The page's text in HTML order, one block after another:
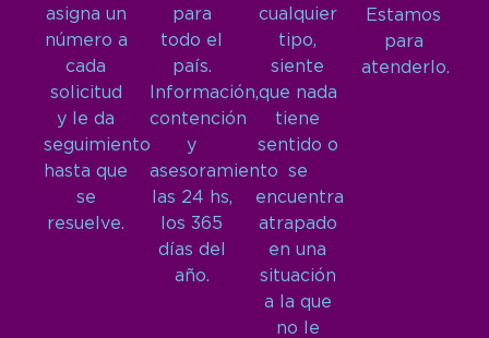
asigna un
número a
cada
solicitud
y le da
seguimiento
hasta que
se
resuelve.
para
todo el
país.
Información,
contención
y
asesoramiento
las 24 hs,
los 365
días del
año.
cualquier
tipo,
siente
que nada
tiene
sentido o
se
encuentra
atrapado
en una
situación
a la que
no le
Estamos
para
atenderlo.